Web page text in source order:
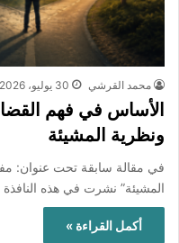
محمد القرشي 30 يوليو، 2026
الأساس في فهم
ونظرية المشيئة
في مقالة سابقة تحت عنوان:
المشيئة” نشرت في هذه النافذة
أكمل القراءة »